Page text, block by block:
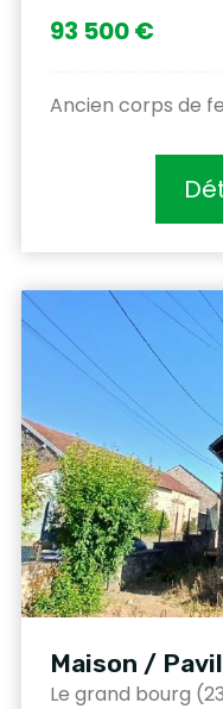
93 500 €
Ancien corps de
Maison /
Le grand bourg